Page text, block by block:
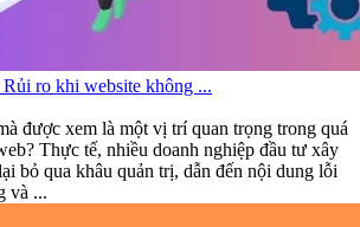
ro khi website không ...
được xem là một vị trí quan trọng trong quá
Thực tế, nhiều doanh nghiệp đầu tư xây
bỏ qua khâu quản trị, dẫn đến nội dung lỗi
và ...